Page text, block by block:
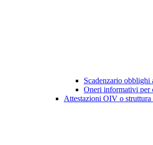
Scadenzario obblighi
Oneri informativi per
Attestazioni OIV o struttura